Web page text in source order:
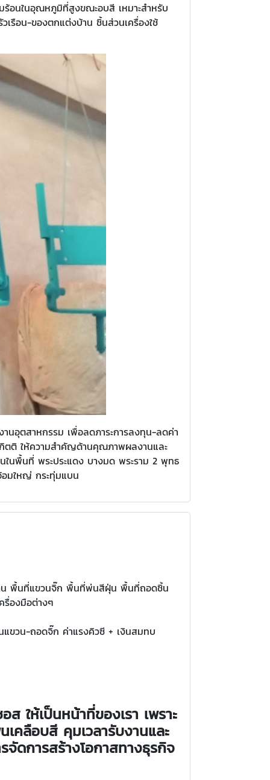
อนในอุณหภูมิที่สูงขณะอบสี เหมาะสำหรับ
เรือน-ของตกแต่งบ้าน ชิ้นส่วนเครื่องใช้
นอุตสาหกรรม เพื่อลดภาระการลงทุน-ลดค่า
ตติ ให้ความสำคัญด้านคุณภาพผลงานและ
ในพื้นที่ พระประแดง บางมด พระราม 2 พุทธ
มใหญ่ กระทุ่มแบน
น พื้นที่แขวนจิ๊ก พื้นที่พ่นสีฝุ่น พื้นที่ถอดชิ้น
องมือต่างๆ
แขวน-ถอดจิ๊ก ค่าแรงคิวซี + เงินสมทบ
ให้เป็นหน้าที่ของเรา เพราะ
คลือบสี คุมเวลารับงานและ
จัดการสร้างโอกาสทางธุรกิจ